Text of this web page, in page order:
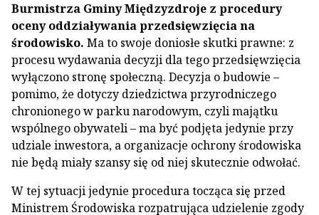
Burmistrza Gminy Międzyzdroje z procedury
oceny oddziaływania przedsięwzięcia na
środowisko. Ma to swoje doniosłe skutki prawne: z
procesu wydawania decyzji dla tego przedsięwzięcia
wyłączono stronę społeczną. Decyzja o budowie –
pomimo, że dotyczy dziedzictwa przyrodniczego
chronionego w parku narodowym, czyli majątku
wspólnego obywateli – ma być podjęta jedynie przy
udziale inwestora, a organizacje ochrony środowiska
nie będą miały szansy się od niej skutecznie odwołać.
W tej sytuacji jedynie procedura tocząca się przed
Ministrem Środowiska rozpatrująca udzielenie zgody